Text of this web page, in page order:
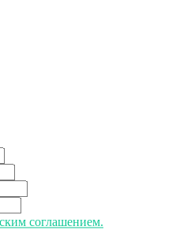
соглашением.